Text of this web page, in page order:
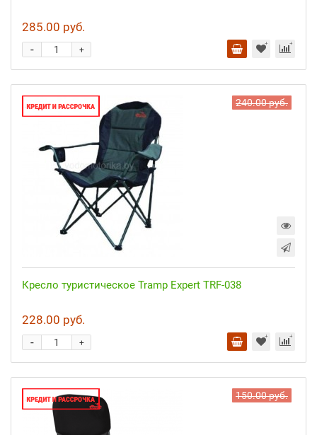
285.00 руб.
+
-
240.00 руб.
Кресло туристическое Tramp Expert TRF-038
228.00 руб.
+
-
150.00 руб.